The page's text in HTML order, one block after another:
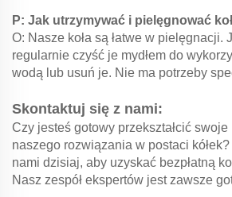
P: Jak utrzymywać i pielęgnować
O: Nasze koła są łatwe w pielęgnacji.
regularnie czyść je mydłem do
wodą lub usuń je. Nie ma potrzeby
Skontaktuj się z nami:
Czy jesteś gotowy przekształcić
naszego rozwiązania w postaci
nami dzisiaj, aby uzyskać bezpłatną
Nasz zespół ekspertów jest zawsze